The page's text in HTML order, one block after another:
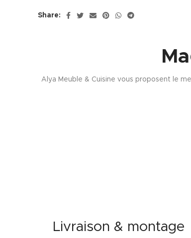
Share:
Alya Meuble & Cuisine vous proposent le
Livraison & montage